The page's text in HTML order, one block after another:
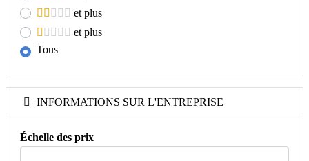
et plus
et plus
Tous
INFORMATIONS SUR L'ENTREPRISE
Échelle des prix